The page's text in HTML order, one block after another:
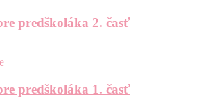
predškoláka 2. časť
predškoláka 1. časť